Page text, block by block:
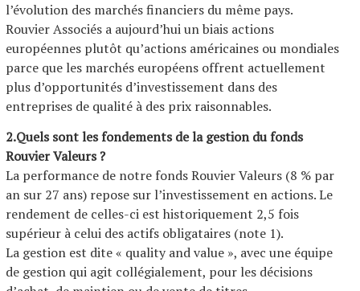
l’évolution des marchés financiers du même pays.
Rouvier Associés a aujourd’hui un biais actions
européennes plutôt qu’actions américaines ou mondiales
parce que les marchés européens offrent actuellement
plus d’opportunités d’investissement dans des
entreprises de qualité à des prix raisonnables.
2.Quels sont les fondements de la gestion du fonds
Rouvier Valeurs ?
La performance de notre fonds Rouvier Valeurs (8 % par
an sur 27 ans) repose sur l’investissement en actions. Le
rendement de celles-ci est historiquement 2,5 fois
supérieur à celui des actifs obligataires (note 1).
La gestion est dite « quality and value », avec une équipe
de gestion qui agit collégialement, pour les décisions